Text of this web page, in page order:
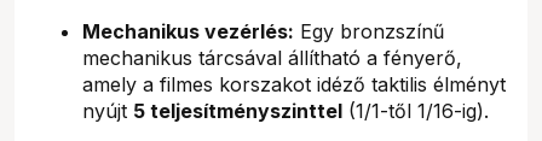
Mechanikus vezérlés: Egy bronzszínű
mechanikus tárcsával állítható a fényerő,
amely a filmes korszakot idéző taktilis élményt
nyújt 5 teljesítményszinttel (1/1-től 1/16-ig).